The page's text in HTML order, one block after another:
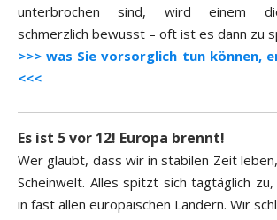
unterbrochen sind, wird einem
schmerzlich bewusst – oft ist es dann zu
>>> was Sie vorsorglich tun können,
<<<
Es ist 5 vor 12! Europa brennt!
Wer glaubt, dass wir in stabilen Zeit
Scheinwelt. Alles spitzt sich tagtäglich
in fast allen europäischen Ländern. Wir